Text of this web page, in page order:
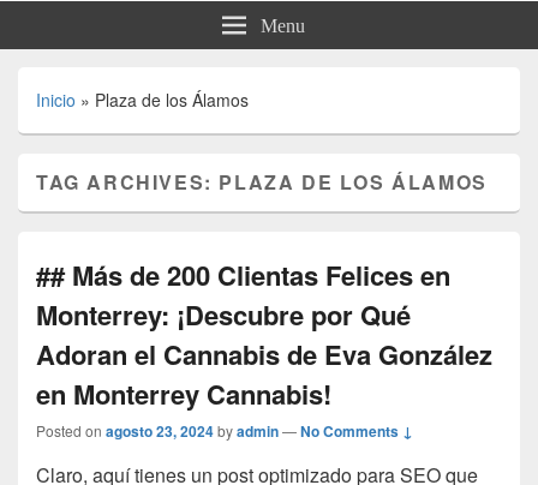
Menu
Inicio » Plaza de los Álamos
TAG ARCHIVES: PLAZA DE LOS ÁLAMOS
## Más de 200 Clientas Felices en
Monterrey: ¡Descubre por Qué
Adoran el Cannabis de Eva González
en Monterrey Cannabis!
Posted on agosto 23, 2024byadmin—No Comments ↓
Claro, aquí tienes un post optimizado para SEO que